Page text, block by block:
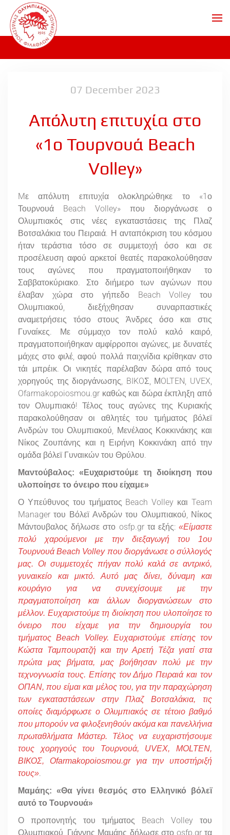
Skip to main content
07 December 2023
Απόλυτη επιτυχία στο
«1ο Τουρνουά Beach
Volley»
Mε απόλυτη επιτυχία ολοκληρώθηκε το «1ο
Τουρνουά Beach Volley» που διοργάνωσε ο
Ολυμπιακός στις νέες εγκαταστάσεις της Πλαζ
Βοτσαλάκια του Πειραιά. Η ανταπόκριση του κόσμου
ήταν τεράστια τόσο σε συμμετοχή όσο και σε
προσέλευση αφού αρκετοί θεατές παρακολούθησαν
τους αγώνες που πραγματοποιήθηκαν το
Σαββατοκύριακο. Στο διήμερο των αγώνων που
έλαβαν χώρα στο γήπεδο Beach Volley του
Ολυμπιακού, διεξήχθησαν συναρπαστικές
αναμετρήσεις τόσο στους Άνδρες όσο και στις
Γυναίκες. Με σύμμαχο τον πολύ καλό καιρό,
πραγματοποιήθηκαν αμφίρροποι αγώνες, με δυνατές
μάχες στο φιλέ, αφού πολλά παιχνίδια κρίθηκαν στο
τάι μπρέικ. Οι νικητές παρέλαβαν δώρα από τους
χορηγούς της διοργάνωσης, BIKOΣ, ΜOLTEN, UVEX,
Ofarmakopoiosmou.gr καθώς και δώρα έκπληξη από
τον Ολυμπιακό! Τέλος τους αγώνες της Κυριακής
παρακολούθησαν οι αθλητές του τμήματος βόλεϊ
Ανδρών του Ολυμπιακού, Μενέλαος Κοκκινάκης και
Νίκος Ζουπάνης και η Ειρήνη Κοκκινάκη από την
ομάδα βόλεϊ Γυναικών του Θρύλου.
Μαντούβαλος: «Ευχαριστούμε τη διοίκηση που
υλοποίησε το όνειρο που είχαμε»
Ο Υπεύθυνος του τμήματος Beach Volley και Team
Manager του Βόλεϊ Ανδρών του Ολυμπιακού, Νίκος
Μάντουβαλος δήλωσε στο osfp.gr τα εξής: «Είμαστε
πολύ χαρούμενοι με την διεξαγωγή του 1oυ
ΤουρνουάBeach Volleyπου διοργάνωσε ο σύλλογός
μας. Οι συμμετοχές πήγαν πολύ καλά σε αντρικό,
γυναικείο και μικτό. Αυτό μας δίνει, δύναμη και
κουράγιο για να συνεχίσουμε με την
πραγματοποίηση και άλλων διοργανώσεων στο
μέλλον. Ευχαριστούμε τη διοίκηση που υλοποίησε το
όνειρο που είχαμε για την δημιουργία του
τμήματοςBeach Volley. Ευχαριστούμε επίσης τον
Κώστα Ταμπουρατζή και την Αρετή Τέζα γιατί στα
πρώτα μας βήματα, μας βοήθησαν πολύ με την
τεχνογνωσία τους. Επίσης τον Δήμο Πειραιά και τον
ΟΠΑΝ, που είμαι και μέλος του, για την παραχώρηση
των εγκαταστάσεων στην Πλαζ Βοτσαλάκια, τις
οποίες διαμόρφωσε ο Ολυμπιακός σε τέτοιο βαθμό
που μπορούν να φιλοξενηθούν ακόμα και πανελλήνια
πρωταθλήματα Μάστερ. Τέλος να ευχαριστήσουμε
τους χορηγούς του Τουρνουά, UVEX, MOLTEN,
ΒΙΚΟΣ, Ofarmakopoiosmou.gr για την υποστήριξή
τους».
Μαμάης: «Θα γίνει θεσμός στο Ελληνικό βόλεϊ
αυτό το Τουρνουά»
Ο προπονητής του τμήματος Beach Volley του
Ολυμπιακού, Γιάννης Μαμάης δήλωσε στο osfp.gr τα